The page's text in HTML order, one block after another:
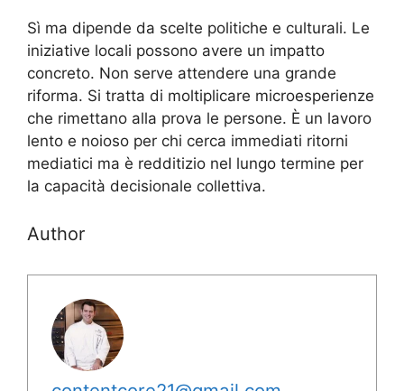
Sì ma dipende da scelte politiche e culturali. Le
iniziative locali possono avere un impatto
concreto. Non serve attendere una grande
riforma. Si tratta di moltiplicare microesperienze
che rimettano alla prova le persone. È un lavoro
lento e noioso per chi cerca immediati ritorni
mediatici ma è redditizio nel lungo termine per
la capacità decisionale collettiva.
Author